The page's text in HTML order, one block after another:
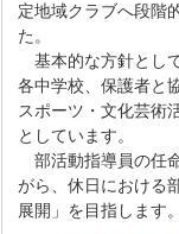
定地域クラブへ段階
た。
基本的な方針とし
各中学校、保護者と
スポーツ・文化芸術
としています。
部活動指導員の任
がら、休日における
展開」を目指します。